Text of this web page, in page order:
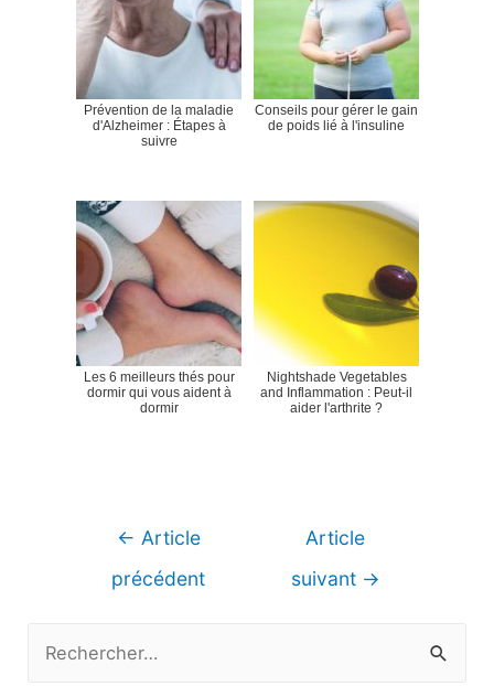
Prévention de la maladie
d'Alzheimer : Étapes à
suivre
Conseils pour gérer le gain
de poids lié à l'insuline
Les 6 meilleurs thés pour
dormir qui vous aident à
dormir
Nightshade Vegetables
and Inflammation : Peut-il
aider l'arthrite ?
Navigation
← Article
précédent
Article
suivant →